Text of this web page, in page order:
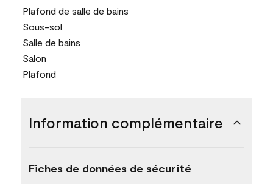
Plafond de salle de bains
Sous-sol
Salle de bains
Salon
Plafond
Information complémentaire
Fiches de données de sécurité